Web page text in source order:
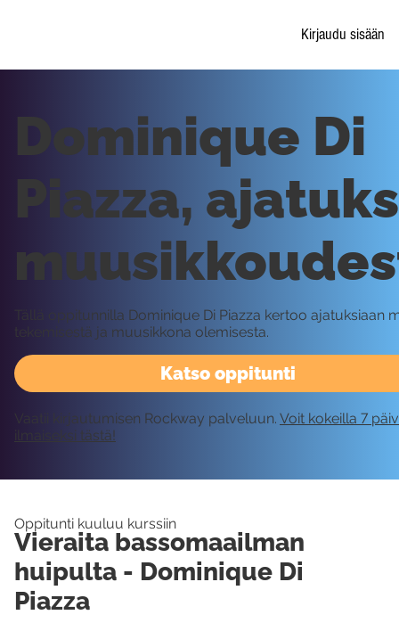
Kirjaudu sisään
Katso oppitunti
Dominique Di
Piazza,
Tällä oppitunnilla Dominique Di Piazza kertoo ajatuksiaan
tekemisestä ja muusikkona olemisesta.
Vaatii kirjautumisen Rockway palveluun. Voit kokeilla 7
ilmaiseksi tästä!
Oppitunti kuuluu kurssiin
Vieraita bassomaailman
huipulta - Dominique Di
Piazza